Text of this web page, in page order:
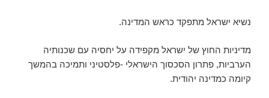
נשיא ישראל מתפקד כראש המדינה.
מדיניות החוץ של ישראל מקפידה על יחסיה עם שכנותיה
הערביות, פתרון הסכסוך הישראלי -פלסטיני ותמיכה בהמשך
קיומה כמדינה יהודית.